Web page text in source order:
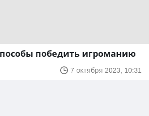
победить игроманию
7 октября 2023, 10:31